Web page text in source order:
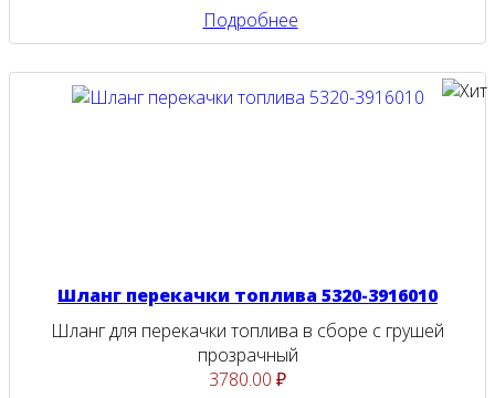
Подробнее
Шланг перекачки топлива 5320-3916010
Шланг для перекачки топлива в сборе с грушей
прозрачный
3780.00 ₽